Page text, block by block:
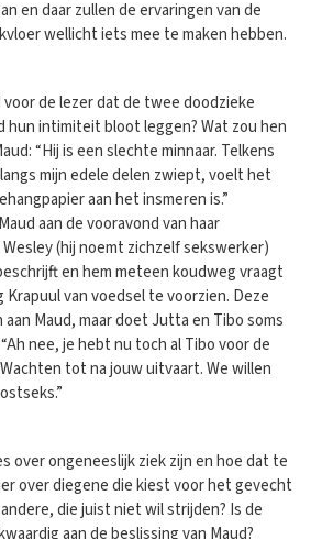
en daar zullen de ervaringen van de
wellicht iets mee te maken hebben.
de lezer dat de twee doodzieke
hun intimiteit bloot leggen? Wat zou hen
“Hij is een slechte minnaar. Telkens
mijn edele delen zwiept, voelt het
aan het insmeren is.”
aan de vooravond van haar
(hij noemt zichzelf sekswerker)
en hem meteen koudweg vraagt
Krapuul van voedsel te voorzien. Deze
Maud, maar doet Jutta en Tibo soms
nee, je hebt nu toch al Tibo voor de
tot na jouw uitvaart. We willen
over ongeneeslijk ziek zijn en hoe dat te
over diegene die kiest voor het gevecht
die juist niet wil strijden? Is de
aan de beslissing van Maud?